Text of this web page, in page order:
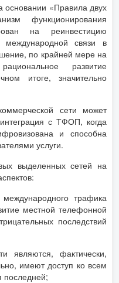
основании «Правила двух
функционирования
на реинвестицию
международной связи в
по крайней мере на
развитие
итоге, значительно
сети может
с ТФОП, когда
и способна
услуги.
выделенных сетей на
трафика
местной телефонной
последствий
являются, фактически,
имеют доступ ко всем
последней;